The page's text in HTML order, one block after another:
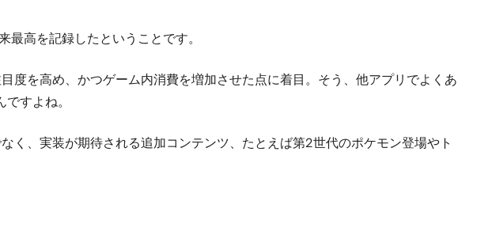
高を記録したということです。
度を高め、かつゲーム内消費を増加させた点に着目。そう、他アプリでよくあ
すよね。
く、実装が期待される追加コンテンツ、たとえば第2世代のポケモン登場やト